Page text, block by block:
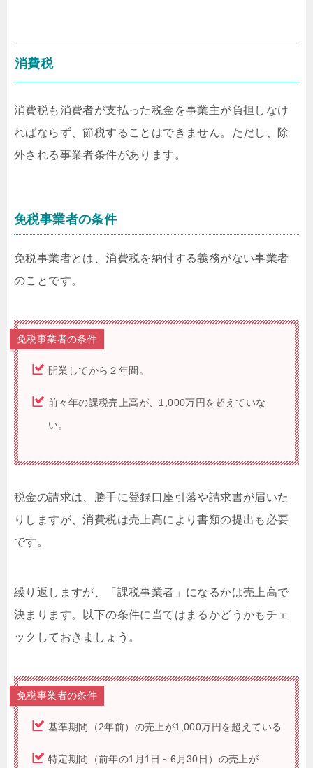
消費税
消費税も消費者が支払った税金を事業主が負担しなけ
ればならず、節税することはできません。ただし、除
外される事業者条件があります。
免税事業者の条件
免税事業者とは、消費税を納付する義務がない事業者
のことです。
免税事業者の条件
開業してから２年間。
前々年の課税売上高が、1,000万円を超えていな
い。
税金の請求は、勝手に登録口座引落や請求書が届いた
りしますが、消費税は売上高により書類の提出も必要
です。
繰り返しますが、「課税事業者」になるかは売上高で
決まります。以下の条件に当てはまるかどうかもチェ
ックしておきましょう。
免税事業者の条件
基準期間（2年前）の売上が1,000万円を超えている
特定期間（前年の1月1日～6月30日）の売上が